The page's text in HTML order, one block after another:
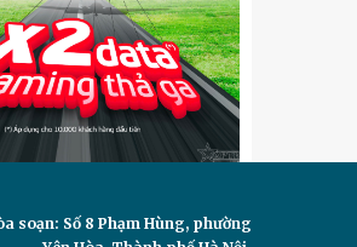
soạn: Số 8 Phạm Hùng, phường